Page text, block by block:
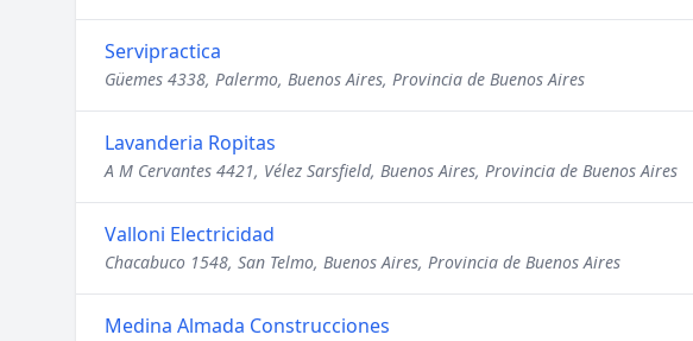
Servipractica
Güemes 4338, Palermo, Buenos Aires, Provincia de Buenos Aires
Lavanderia Ropitas
A M Cervantes 4421, Vélez Sarsfield, Buenos Aires, Provincia de Buenos Aires
Valloni Electricidad
Chacabuco 1548, San Telmo, Buenos Aires, Provincia de Buenos Aires
Medina Almada Construcciones